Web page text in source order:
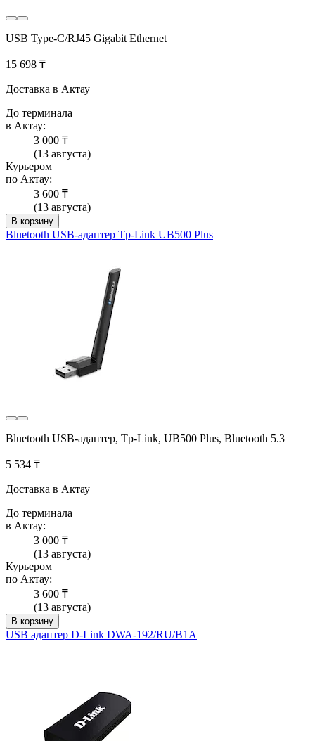
USB Type‑C/RJ45 Gigabit Ethernet
15 698 ₸
Доставка в Актау
До терминала
в Актау:
3 000 ₸
(13 августа)
Курьером
по Актау:
3 600 ₸
(13 августа)
В корзину
Bluetooth USB-адаптер Tp-Link UB500 Plus
Bluetooth USB-адаптер, Tp-Link, UB500 Plus, Bluetooth 5.3
5 534 ₸
Доставка в Актау
До терминала
в Актау:
3 000 ₸
(13 августа)
Курьером
по Актау:
3 600 ₸
(13 августа)
В корзину
USB адаптер D-Link DWA-192/RU/B1A